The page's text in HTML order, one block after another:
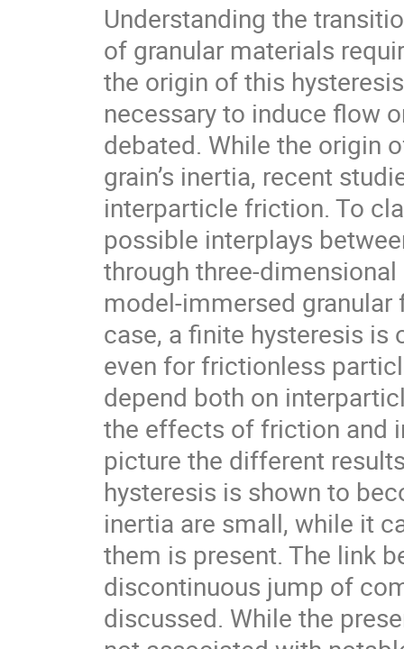
Understanding the
of granular materials
the origin of this
necessary to induce flow
debated. While the origin
grain’s inertia, recent
interparticle friction. To
possible interplays
through three-
model-immersed
case, a finite hysteresis
even for frictionless
depend both on
the effects of friction and
picture the different
hysteresis is shown to
inertia are small, while it
them is present. The link
discontinuous jump of
discussed. While the